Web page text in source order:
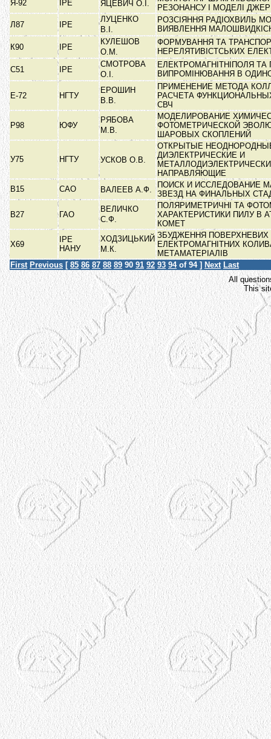
Я-92
ІРЕ ЯЦЕВИЧ О.І.
РЕЗОНАНСУ І МОДЕЛІ
Л87
ІРЕ
ЛУЦЕНКО
В.І.
РОЗСІЯННЯ РАДІОХВИЛЬ
ВИЯВЛЕННЯ
К90
ІРЕ
КУЛЕШОВ
О.М.
ФОРМУВАННЯ ТА
НЕРЕЛЯТИВІСТСЬКИХ
С51
ІРЕ
СМОТРОВА
О.І.
ЕЛЕКТРОМАГНІТНІПОЛЯ ТА
ВИПРОМІНЮВАННЯ В
Е-72 НГТУ
ЕРОШИН
В.В.
ПРИМЕНЕНИЕ МЕТОДА
РАСЧЕТА
СВЧ
Р98 ЮФУ
РЯБОВА
М.В.
МОДЕЛИРОВАНИЕ
ФОТОМЕТРИЧЕСКОЙ
ШАРОВЫХ СКОПЛЕНИЙ
У75 НГТУ УСКОВ О.В.
ОТКРЫТЫЕ
ДИЭЛЕКТРИЧЕСКИЕ И
НАПРАВЛЯЮЩИЕ
В15
САО ВАЛЕЕВ А.Ф.
ПОИСК И ИССЛЕДОВАНИЕ
ЗВЕЗД НА ФИНАЛЬНЫХ
В27 ГАО
ВЕЛИЧКО
С.Ф.
ПОЛЯРИМЕТРИЧНІ ТА
ХАРАКТЕРИСТИКИ ПИЛУ В
КОМЕТ
Х69
ІРЕ
НАНУ
ХОДЗИЦЬКИЙ
М.К.
ЗБУДЖЕННЯ ПОВЕРХНЕВИХ
ЕЛЕКТРОМАГНІТНИХ
МЕТАМАТЕРІАЛІВ
First Previous [ 85 86 87 88 89 90 91 92 93 94of 94 ] Next Last
All
This